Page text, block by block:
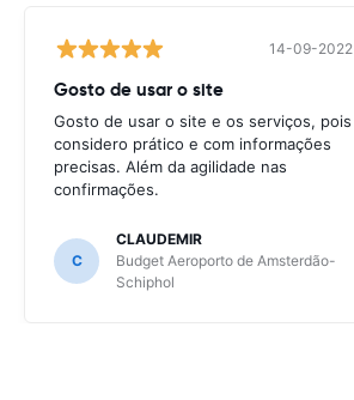
14-09-2022
Gosto de usar o site
Gosto de usar o site e os serviços, pois
considero prático e com informações
precisas. Além da agilidade nas
confirmações.
C
CLAUDEMIR
Budget Aeroporto de Amsterdão-
Schiphol